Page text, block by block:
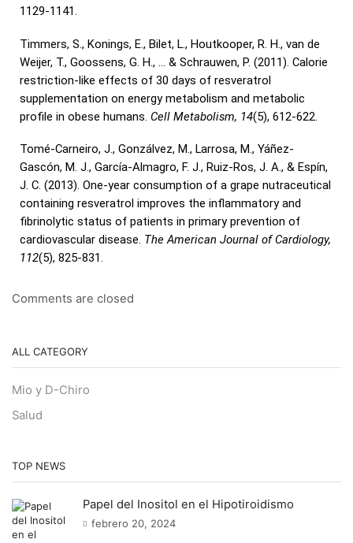
1129-1141.
Timmers, S., Konings, E., Bilet, L., Houtkooper, R. H., van de
Weijer, T., Goossens, G. H., … & Schrauwen, P. (2011). Calorie
restriction-like effects of 30 days of resveratrol
supplementation on energy metabolism and metabolic
profile in obese humans. Cell Metabolism, 14(5), 612-622.
Tomé-Carneiro, J., Gonzálvez, M., Larrosa, M., Yáñez-
Gascón, M. J., García-Almagro, F. J., Ruiz-Ros, J. A., & Espín,
J. C. (2013). One-year consumption of a grape nutraceutical
containing resveratrol improves the inflammatory and
fibrinolytic status of patients in primary prevention of
cardiovascular disease. The American Journal of Cardiology,
112(5), 825-831.
Comments are closed
ALL CATEGORY
Mio y D-Chiro
Salud
TOP NEWS
Papel del Inositol en el Hipotiroidismo
febrero 20, 2024